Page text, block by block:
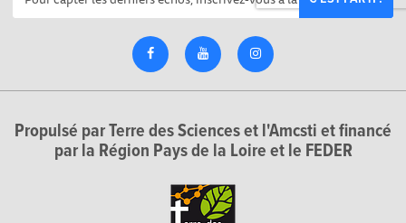
Propulsé par Terre des Sciences et l'Amcsti et financé
par la Région Pays de la Loire et le FEDER